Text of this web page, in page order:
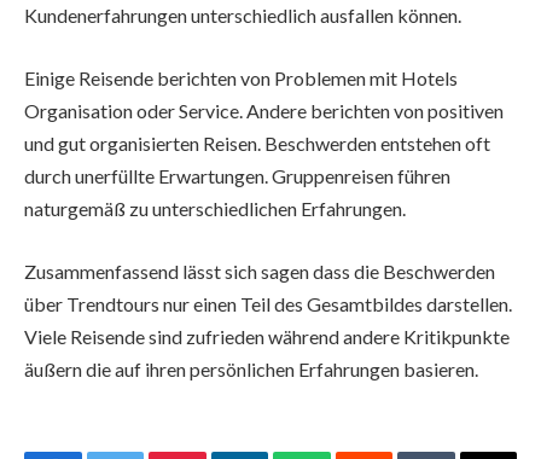
Kundenerfahrungen unterschiedlich ausfallen können.
Einige Reisende berichten von Problemen mit Hotels
Organisation oder Service. Andere berichten von positiven
und gut organisierten Reisen. Beschwerden entstehen oft
durch unerfüllte Erwartungen. Gruppenreisen führen
naturgemäß zu unterschiedlichen Erfahrungen.
Zusammenfassend lässt sich sagen dass die Beschwerden
über Trendtours nur einen Teil des Gesamtbildes darstellen.
Viele Reisende sind zufrieden während andere Kritikpunkte
äußern die auf ihren persönlichen Erfahrungen basieren.